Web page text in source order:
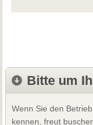
Bitte um
Wenn Sie den
kennen, freut